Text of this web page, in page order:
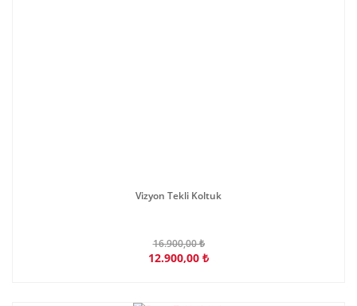
Vizyon Tekli Koltuk
16.900,00 ₺
12.900,00 ₺